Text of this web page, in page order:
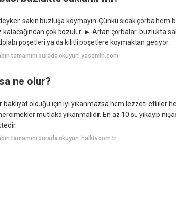
sakın buzluğa koymayın. Çünkü sıcak çorba hem
çok bozulur. ► Artan çorbaları buzlukta
poşetleri ya da kilitli poşetlere koymaktan geçiyor.
tamamını burada okuyun: yasemin.com
ne olur?
bakliyat olduğu için iyi yıkanmazsa hem lezzeti etkiler
mutlaka yıkanmalıdır. En az 10 su yıkayıp
tamamını burada okuyun: halktv.com.tr